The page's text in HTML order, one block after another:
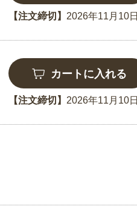
【注文締切】 2026年11月10日
カートに入れる
【注文締切】 2026年11月10日